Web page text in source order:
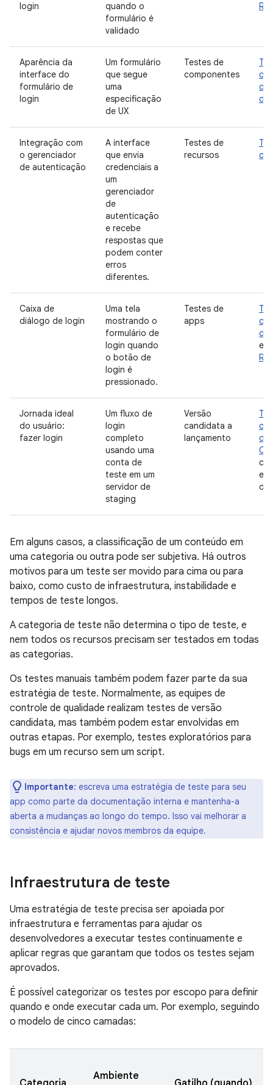
login
quando o
formulário é
validado
Aparência da
interface do
formulário de
login
Um formulário
que segue
uma
especificação
de UX
Testes de
componentes
da
do
Integração com
o gerenciador
de autenticação
A interface
que envia
credenciais a
um
gerenciador
de
autenticação
e recebe
respostas que
podem conter
erros
diferentes.
Testes de
recursos
Caixa de
diálogo de login
Uma tela
mostrando o
formulário de
login quando
o botão de
login é
pressionado.
Testes de
apps
da
Jornada ideal
do usuário:
fazer login
Um fluxo de
login
completo
usando uma
conta de
teste em um
servidor de
staging
Versão
candidata a
lançamento
da
Em alguns casos, a classificação de um conteúdo em
uma categoria ou outra pode ser subjetiva. Há outros
motivos para um teste ser movido para cima ou para
baixo, como custo de infraestrutura, instabilidade e
tempos de teste longos.
A categoria de teste não determina o tipo de teste, e
nem todos os recursos precisam ser testados em todas
as categorias.
Os testes manuais também podem fazer parte da sua
estratégia de teste. Normalmente, as equipes de
controle de qualidade realizam testes de versão
candidata, mas também podem estar envolvidas em
outras etapas. Por exemplo, testes exploratórios para
bugs em um recurso sem um script.
Importante: escreva uma estratégia de teste para seu
app como parte da documentação interna e mantenha-a
aberta a mudanças ao longo do tempo. Isso vai melhorar a
consistência e ajudar novos membros da equipe.
Infraestrutura de teste
Uma estratégia de teste precisa ser apoiada por
infraestrutura e ferramentas para ajudar os
desenvolvedores a executar testes continuamente e
aplicar regras que garantam que todos os testes sejam
aprovados.
É possível categorizar os testes por escopo para definir
quando e onde executar cada um. Por exemplo, seguindo
o modelo de cinco camadas:
Ambiente